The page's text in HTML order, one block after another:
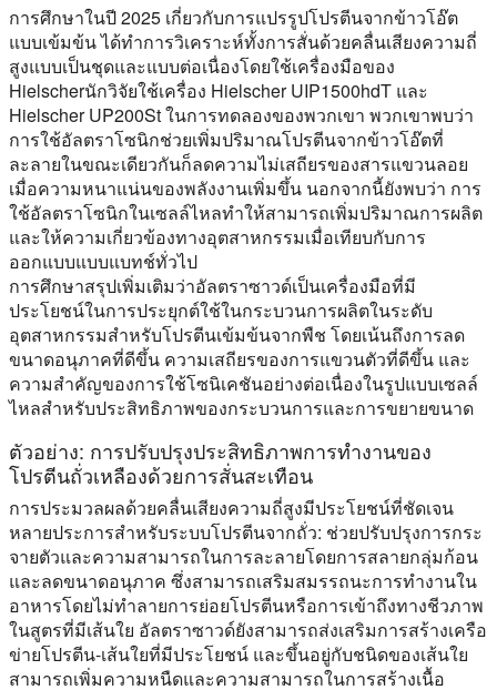
การศึกษาในปี 2025 เกี่ยวกับการแปรรูปโปรตีนจากข้าวโอ๊ต
แบบเข้มข้น ได้ทำการวิเคราะห์ทั้งการสั่นด้วยคลื่นเสียงความถี่
สูงแบบเป็นชุดและแบบต่อเนื่องโดยใช้เครื่องมือของ
Hielscherนักวิจัยใช้เครื่อง Hielscher UIP1500hdT และ
Hielscher UP200St ในการทดลองของพวกเขา พวกเขาพบว่า
การใช้อัลตราโซนิกช่วยเพิ่มปริมาณโปรตีนจากข้าวโอ๊ตที่
ละลายในขณะเดียวกันก็ลดความไม่เสถียรของสารแขวนลอย
เมื่อความหนาแน่นของพลังงานเพิ่มขึ้น นอกจากนี้ยังพบว่า การ
ใช้อัลตราโซนิกในเซลล์ไหลทำให้สามารถเพิ่มปริมาณการผลิต
และให้ความเกี่ยวข้องทางอุตสาหกรรมเมื่อเทียบกับการ
ออกแบบแบบแบทช์ทั่วไป
การศึกษาสรุปเพิ่มเติมว่าอัลตราซาวด์เป็นเครื่องมือที่มี
ประโยชน์ในการประยุกต์ใช้ในกระบวนการผลิตในระดับ
อุตสาหกรรมสำหรับโปรตีนเข้มข้นจากพืช โดยเน้นถึงการลด
ขนาดอนุภาคที่ดีขึ้น ความเสถียรของการแขวนตัวที่ดีขึ้น และ
ความสำคัญของการใช้โซนิเคชันอย่างต่อเนื่องในรูปแบบเซลล์
ไหลสำหรับประสิทธิภาพของกระบวนการและการขยายขนาด
ตัวอย่าง: การปรับปรุงประสิทธิภาพการทำงานของ
โปรตีนถั่วเหลืองด้วยการสั่นสะเทือน
การประมวลผลด้วยคลื่นเสียงความถี่สูงมีประโยชน์ที่ชัดเจน
หลายประการสำหรับระบบโปรตีนจากถั่ว: ช่วยปรับปรุงการกระ
จายตัวและความสามารถในการละลายโดยการสลายกลุ่มก้อน
และลดขนาดอนุภาค ซึ่งสามารถเสริมสมรรถนะการทำงานใน
อาหารโดยไม่ทำลายการย่อยโปรตีนหรือการเข้าถึงทางชีวภาพ
ในสูตรที่มีเส้นใย อัลตราซาวด์ยังสามารถส่งเสริมการสร้างเครือ
ข่ายโปรตีน-เส้นใยที่มีประโยชน์ และขึ้นอยู่กับชนิดของเส้นใย
สามารถเพิ่มความหนืดและความสามารถในการสร้างเนื้อ